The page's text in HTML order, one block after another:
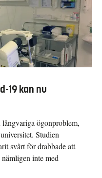
19 kan nu
ögonproblem,
Studien
svårt för drabbade att
inte med